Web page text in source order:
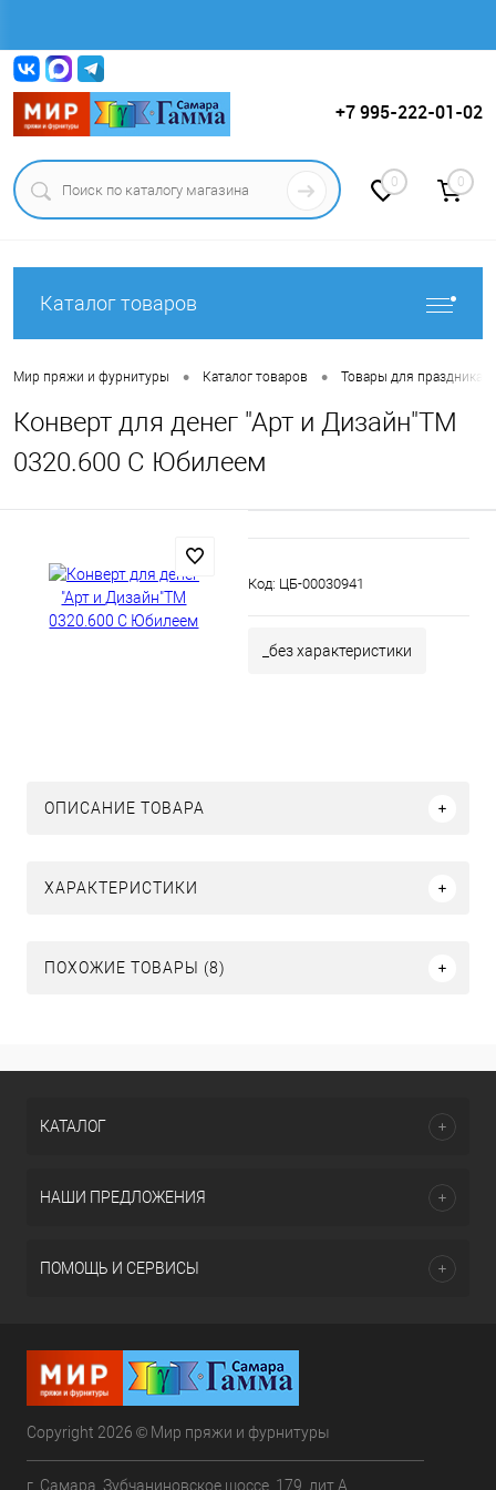
+7 995-222-01-02
0 0
Каталог товаров
Мир пряжи и фурнитуры • Каталог товаров • Товары для праздника.
Конверт для денег "Арт и Дизайн"ТМ
0320.600 С Юбилеем
Код: ЦБ-00030941
_без характеристики
ОПИСАНИЕ ТОВАРА
ХАРАКТЕРИСТИКИ
ПОХОЖИЕ ТОВАРЫ (8)
КАТАЛОГ
НАШИ ПРЕДЛОЖЕНИЯ
ПОМОЩЬ И СЕРВИСЫ
Copyright 2026 © Мир пряжи и фурнитуры
г. Самара, Зубчаниновское шоссе, 179, лит.А